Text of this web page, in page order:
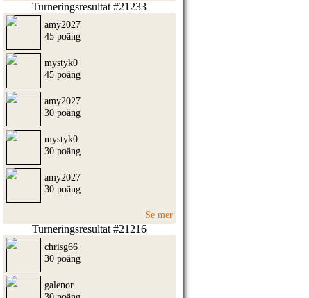
Turneringsresultat #21233
amy2027
45 poäng
mystyk0
45 poäng
amy2027
30 poäng
mystyk0
30 poäng
amy2027
30 poäng
Se mer
Turneringsresultat #21216
chrisg66
30 poäng
galenor